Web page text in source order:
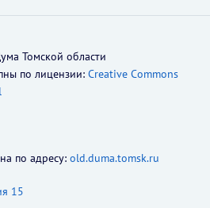
Томской области
по лицензии: Creative Commons
по адресу: old.duma.tomsk.ru
15